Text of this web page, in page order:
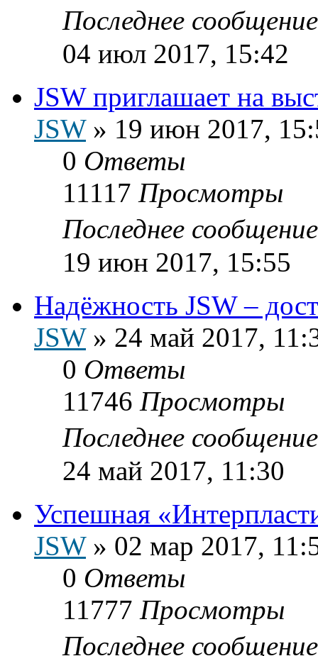
Последнее
04 июл 2017, 15:42
JSW приглашает на
JSW» 19 июн 2017,
0 Ответы
11117 Просмотры
Последнее
19 июн 2017, 15:55
Надёжность JSW –
JSW» 24 май 2017,
0 Ответы
11746 Просмотры
Последнее
24 май 2017, 11:30
Успешная
JSW» 02 мар 2017,
0 Ответы
11777 Просмотры
Последнее